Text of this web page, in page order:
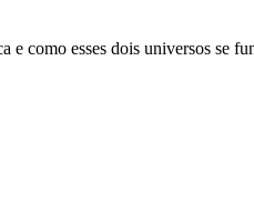
como esses dois universos se